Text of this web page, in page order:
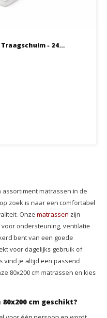
- 24...
matrassen in de
zoek is naar een comfortabel
Onzematrassen zijn
ondersteuning, ventilatie
bent van een goede
voor dagelijks gebruik of
vind je altijd een passend
80x200 cm matrassen en kies
cm geschikt?